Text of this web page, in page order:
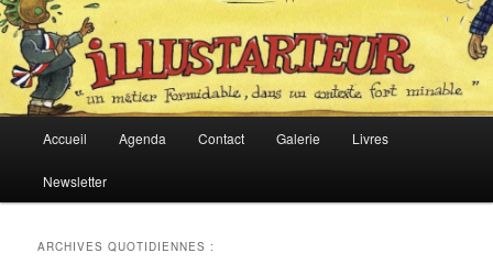
principal
Accueil Agenda Contact Galerie Livres
Newsletter
ARCHIVES QUOTIDIENNES :